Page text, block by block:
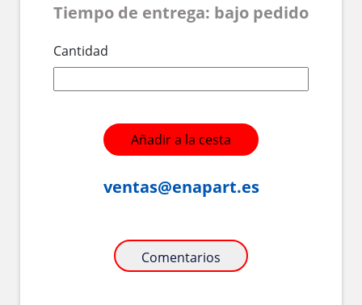
Tiempo de entrega: bajo pedido
Cantidad
Añadir a la cesta
ventas@enapart.es
Comentarios